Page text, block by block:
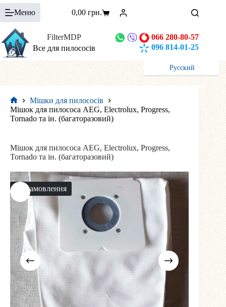
Перейти
до
вмісту
Меню Кошик
0,00грн.
FilterMDP
Все для пилососів
066 280-80-57
096 814-01-25
Русский
Головна
Мішки для пилососів
Мішок для пилососа AEG, Electrolux, Progress,
Tornado та ін. (багаторазовий)
Мішок для пилососа AEG, Electrolux, Progress,
Tornado та ін. (багаторазовий)
На замовлення